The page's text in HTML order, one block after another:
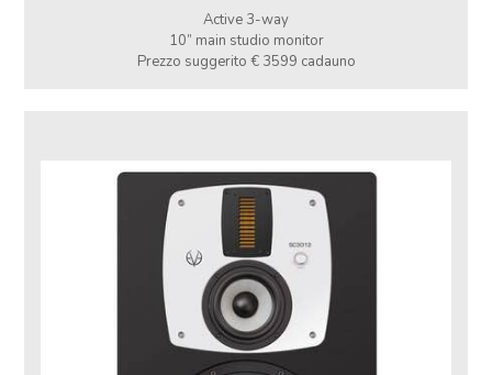
Active 3-way
10” main studio monitor
Prezzo suggerito € 3599 cadauno